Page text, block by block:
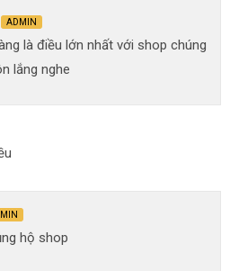
ADMIN
là điều lớn nhất với shop chúng
lắng nghe
hộ shop